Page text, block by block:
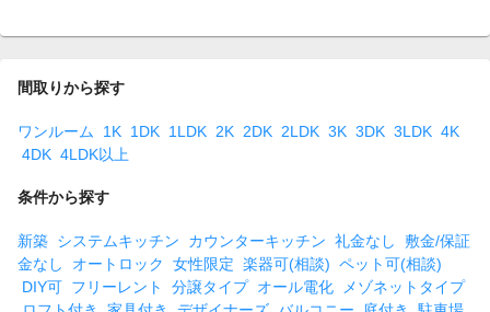
間取りから探す
ワンルーム 1K 1DK 1LDK 2K 2DK 2LDK 3K 3DK 3LDK 4K
4DK 4LDK以上
条件から探す
新築 システムキッチン カウンターキッチン 礼金なし
敷金/保証
金なし
オートロック 女性限定 楽器可(相談) ペット可(相談)
DIY可 フリーレント 分譲タイプ オール電化
メゾネットタイプ